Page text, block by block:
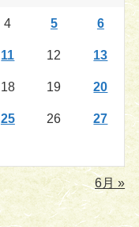
4 5 6
11 12 13
18 19 20
25 26 27
6月 »